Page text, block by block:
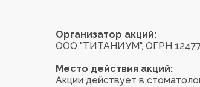
Организатор акций:
ООО "ТИТАНИУМ", ОГРН
Место действия акций:
Акции действует в